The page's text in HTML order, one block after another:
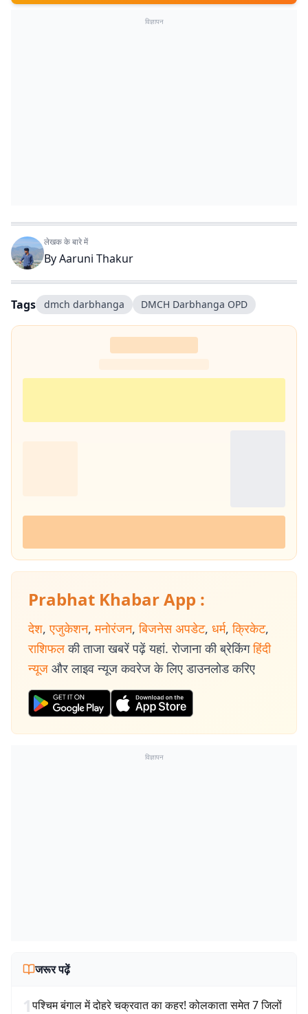
विज्ञापन
लेखक के बारे में
ByAaruni Thakur
Tags dmch darbhanga DMCH Darbhanga OPD
Prabhat Khabar App :
देश, एजुकेशन, मनोरंजन, बिजनेस अपडेट, धर्म, क्रिकेट,
राशिफल की ताजा खबरें पढ़ें यहां. रोजाना की ब्रेकिंग हिंदी
न्यूज और लाइव न्यूज कवरेज के लिए डाउनलोड करिए
विज्ञापन
जरूर पढ़ें
1पश्चिम बंगाल में दोहरे चक्रवात का कहर! कोलकाता समेत 7 जिलों